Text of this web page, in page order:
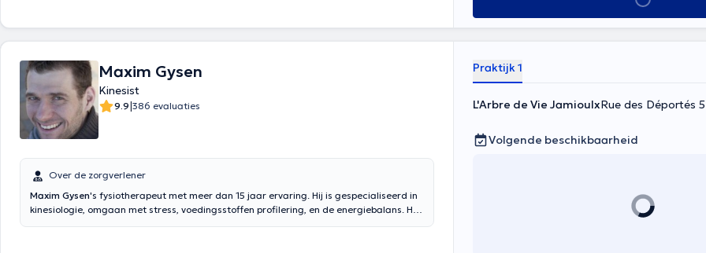
Maxim Gysen
Kinesist
9.9|386 evaluaties
Over de zorgverlener
Maxim Gysen's fysiotherapeut met meer dan 15 jaar ervaring. Hij is gespecialiseerd in
kinesiologie, omgaan met stress, voedingsstoffen profilering, en de energiebalans. Het
Praktijk 1
L'Arbre de Vie JamioulxRue des Déportés
Volgende beschikbaarheid